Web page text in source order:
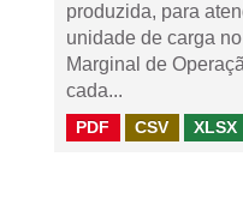
produzida, para
unidade de carga
Marginal de
cada...
PDF CSV XLSX